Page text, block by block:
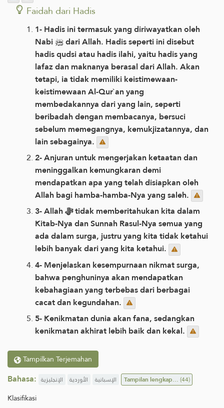
Faidah dari Hadis
1- Hadis ini termasuk yang diriwayatkan oleh
Nabi ﷺ dari Allah. Hadis seperti ini disebut
hadis qudsi atau hadis ilahi, yaitu hadis yang
lafaz dan maknanya berasal dari Allah. Akan
tetapi, ia tidak memiliki keistimewaan-
keistimewaan Al-Qur`an yang
membedakannya dari yang lain, seperti
beribadah dengan membacanya, bersuci
sebelum memegangnya, kemukjizatannya, dan
lain sebagainya.
2- Anjuran untuk mengerjakan ketaatan dan
meninggalkan kemungkaran demi
mendapatkan apa yang telah disiapkan oleh
Allah bagi hamba-hamba-Nya yang saleh.
3- Allah ﷻ tidak memberitahukan kita dalam
Kitab-Nya dan Sunnah Rasul-Nya semua yang
ada dalam surga, justru yang kita tidak ketahui
lebih banyak dari yang kita ketahui.
4- Menjelaskan kesempurnaan nikmat surga,
bahwa penghuninya akan mendapatkan
kebahagiaan yang terbebas dari berbagai
cacat dan kegundahan.
5- Kenikmatan dunia akan fana, sedangkan
kenikmatan akhirat lebih baik dan kekal.
Tampilkan Terjemahan
Bahasa: الإنجليزية الأوردية الإسبانية Tampilan lengkap...(44)
Klasifikasi